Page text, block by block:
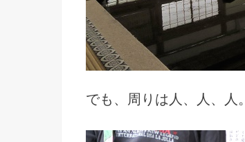
でも、周りは人、人、人。